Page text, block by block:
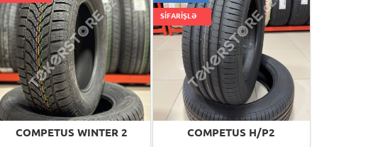
COMPETUS WINTER 2
SİFARİŞLƏ
COMPETUS H/P2